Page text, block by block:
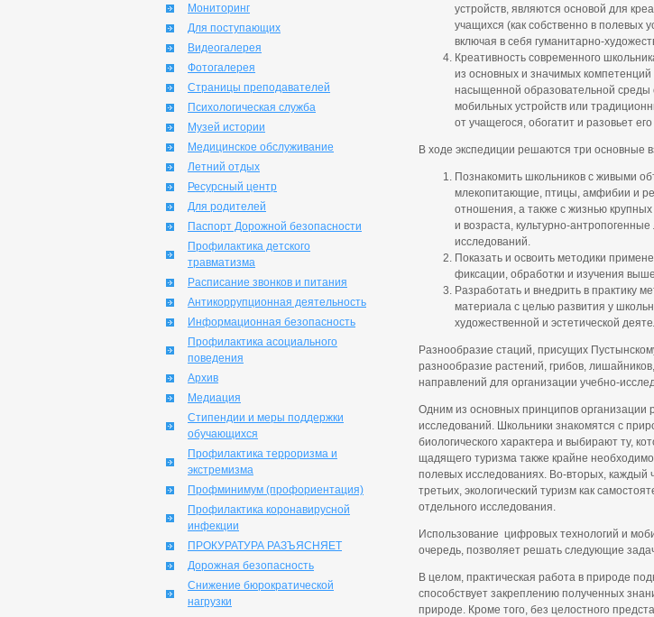
Мониторинг
Для поступающих
Видеогалерея
Фотогалерея
Страницы преподавателей
Психологическая служба
Музей истории
Медицинское обслуживание
Летний отдых
Ресурсный центр
Для родителей
Паспорт Дорожной безопасности
Профилактика детского
травматизма
Расписание звонков и питания
Антикоррупционная деятельность
Информационная безопасность
Профилактика асоциального
поведения
Архив
Медиация
Стипендии и меры поддержки
обучающихся
Профилактика терроризма и
экстремизма
Профминимум (профориентация)
Профилактика коронавирусной
инфекции
ПРОКУРАТУРА РАЗЪЯСНЯЕТ
Дорожная безопасность
Снижение бюрократической
нагрузки
устройств, являются основой для
учащихся (как собственно в полевых
включая в себя гуманитарно-
Креативность современного
из основных и значимых компетенций
насыщенной образовательной среды
мобильных устройств или
от учащегося, обогатит и разовьет
В ходе экспедиции решаются три основные
Познакомить школьников с живыми
млекопитающие, птицы, амфибии и
отношения, а также с жизнью
и возраста, культурно-
исследований.
Показать и освоить методики
фиксации, обработки и изучения
Разработать и внедрить в практику
материала с целью развития у
художественной и эстетической
Разнообразие стаций, присущих
разнообразие растений, грибов,
направлений для организации учебно-
Одним из основных принципов организации
исследований. Школьники знакомятся с
биологического характера и выбирают ту,
щадящего туризма также крайне
полевых исследованиях. Во-вторых, каждый
третьих, экологический туризм как
отдельного исследования.
Использование цифровых технологий и
очередь, позволяет решать следующие
В целом, практическая работа в природе
способствует закреплению полученных
природе. Кроме того, без целостного